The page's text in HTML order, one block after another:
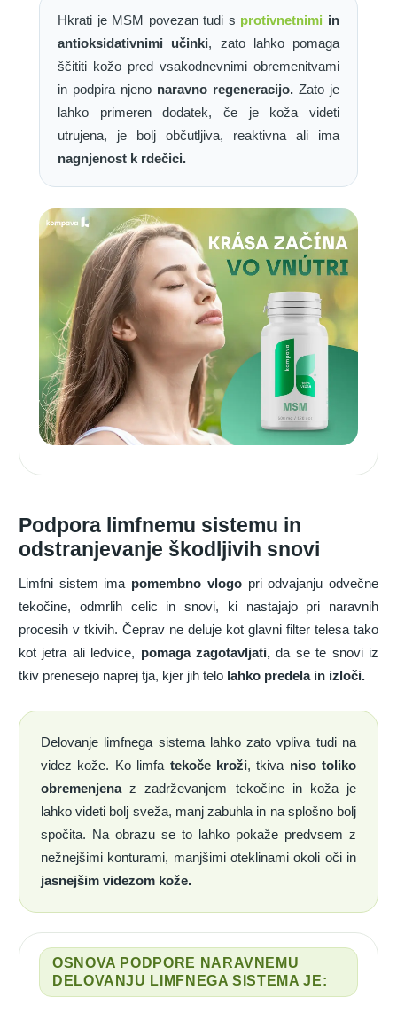
Hkrati je MSM povezan tudi s protivnetnimi in
antioksidativnimi učinki, zato lahko pomaga
ščititi kožo pred vsakodnevnimi obremenitvami
in podpira njeno naravno regeneracijo. Zato je
lahko primeren dodatek, če je koža videti
utrujena, je bolj občutljiva, reaktivna ali ima
nagnjenost k rdečici.
Podpora limfnemu sistemu in
odstranjevanje škodljivih snovi
Limfni sistem ima pomembno vlogopri odvajanju odvečne
tekočine, odmrlih celic in snovi, ki nastajajo pri naravnih
procesih v tkivih. Čeprav ne deluje kot glavni filter telesa tako
kot jetra ali ledvice, pomaga zagotavljati, da se te snovi iz
tkiv prenesejo naprej tja, kjer jih telo lahko predela in izloči.
Delovanje limfnega sistema lahko zato vpliva tudi na
videz kože. Ko limfa tekoče kroži, tkiva niso toliko
obremenjenaz zadrževanjem tekočine in koža je
lahko videti bolj sveža, manj zabuhla in na splošno bolj
spočita. Na obrazu se to lahko pokaže predvsem z
nežnejšimi konturami, manjšimi oteklinami okoli oči in
jasnejšim videzom kože.
OSNOVA PODPORE NARAVNEMU
DELOVANJU LIMFNEGA SISTEMA JE: